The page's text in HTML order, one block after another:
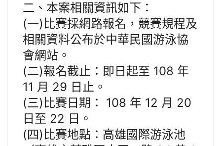
二、本案相關資訊如下：
(一)比賽採網路報名，競賽規程及
相關資料公布於中華民國游泳協
會網站。
(二)報名截止：即日起至 108 年
11 月 29 日止。
(三)比賽日期： 108 年 12 月 20
日至 22 日。
(四)比賽地點：高雄國際游泳池